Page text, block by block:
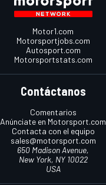
Motor1.com
Motorsportjobs.com
Autosport.com
Motorsportstats.com
Contáctanos
Comentarios
Anúnciate en Motorsport.com
Contacta con el equipo
sales@motorsport.com
650 Madison Avenue,
New York, NY 10022
USA